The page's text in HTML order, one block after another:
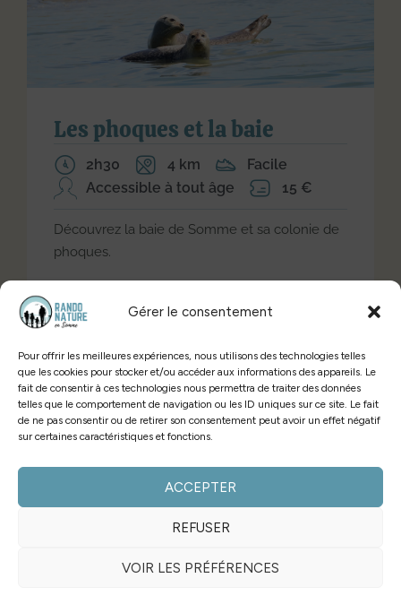
Gérer le consentement
Pour offrir les meilleures expériences, nous utilisons des technologies telles
que les cookies pour stocker et/ou accéder aux informations des appareils. Le
fait de consentir à ces technologies nous permettra de traiter des données
telles que le comportement de navigation ou les ID uniques sur ce site. Le fait
de ne pas consentir ou de retirer son consentement peut avoir un effet négatif
sur certaines caractéristiques et fonctions.
ACCEPTER
REFUSER
VOIR LES PRÉFÉRENCES
Les phoques et la baie
2h30 4 km
Facile
Accessible à tout âge
15 €
Découvrez la baie de Somme et sa colonie de
phoques.
Cette balade est faite pour vous !
PLUS D'INFOS
CONDITIONS GÉNÉRALES DE VENTES
RÉSERVER
NOUS CONTACTER
LIVRE D'OR